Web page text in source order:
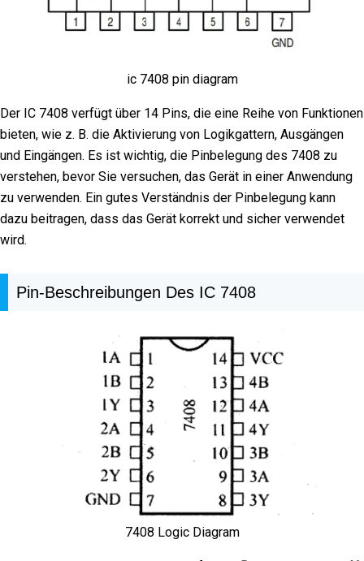
ic 7408 pin diagram
Der IC 7408 verfügt über 14 Pins, die eine Reihe von Funktionen
bieten, wie z. B. die Aktivierung von Logikgattern, Ausgängen
und Eingängen. Es ist wichtig, die Pinbelegung des 7408 zu
verstehen, bevor Sie versuchen, das Gerät in einer Anwendung
zu verwenden. Ein gutes Verständnis der Pinbelegung kann
dazu beitragen, dass das Gerät korrekt und sicher verwendet
wird.
Pin-Beschreibungen Des IC 7408
7408 Logic Diagram